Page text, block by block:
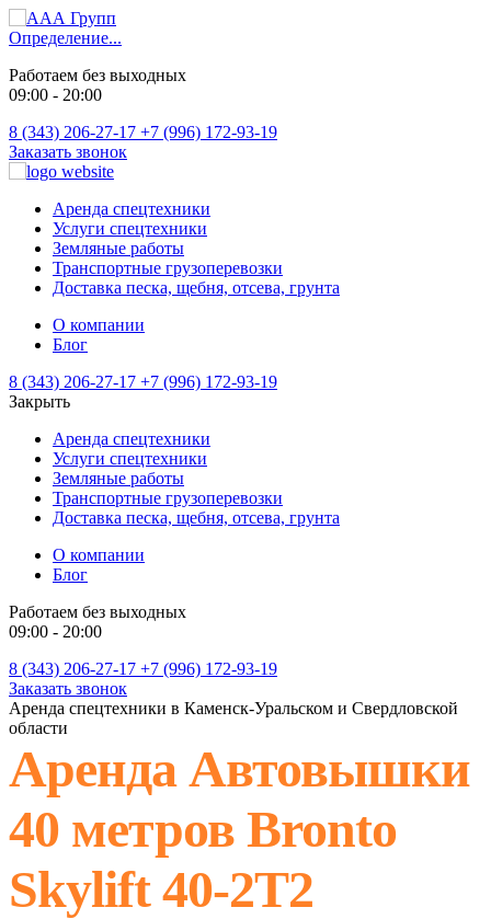
Определение...
Работаем без выходных
09:00 - 20:00
8 (343) 206-27-17 +7 (996) 172-93-19
Заказать звонок
Аренда спецтехники
Услуги спецтехники
Земляные работы
Транспортные грузоперевозки
Доставка песка, щебня, отсева, грунта
О компании
Блог
8 (343) 206-27-17 +7 (996) 172-93-19
Закрыть
Аренда спецтехники
Услуги спецтехники
Земляные работы
Транспортные грузоперевозки
Доставка песка, щебня, отсева, грунта
О компании
Блог
Работаем без выходных
09:00 - 20:00
8 (343) 206-27-17 +7 (996) 172-93-19
Заказать звонок
Аренда спецтехники в Каменск-Уральском и Свердловской
области
Аренда Автовышки
40 метров Bronto
Skylift 40-2T2